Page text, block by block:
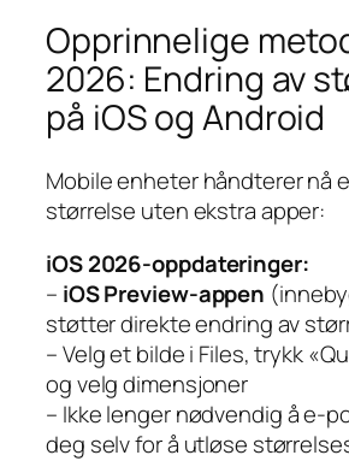
Opprinnelige
2026: Endring av
på iOS og Android
Mobile enheter håndterer nå
størrelse uten ekstra apper:
iOS 2026-oppdateringer:
– iOS Preview-appen
støtter direkte endring av
– Velg et bilde i Files, trykk
og velg dimensjoner
– Ikke lenger nødvendig å e-
deg selv for å utløse